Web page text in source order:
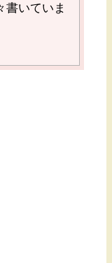
書いていま